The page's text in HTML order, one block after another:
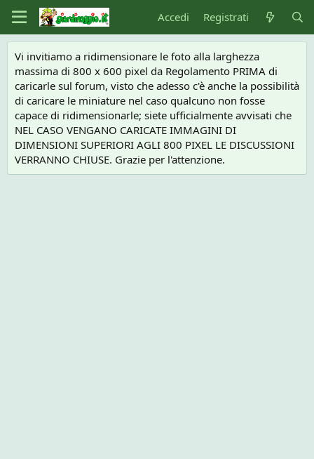
Accedi Registrati
Vi invitiamo a ridimensionare le foto alla larghezza
massima di 800 x 600 pixel da Regolamento PRIMA di
caricarle sul forum, visto che adesso c'è anche la possibilità
di caricare le miniature nel caso qualcuno non fosse
capace di ridimensionarle; siete ufficialmente avvisati che
NEL CASO VENGANO CARICATE IMMAGINI DI
DIMENSIONI SUPERIORI AGLI 800 PIXEL LE DISCUSSIONI
VERRANNO CHIUSE. Grazie per l'attenzione.